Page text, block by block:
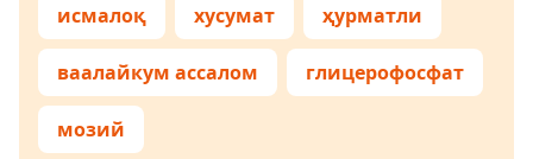
исмалоқ хусумат ҳурматли
ваалайкум ассалом глицерофосфат
мозий